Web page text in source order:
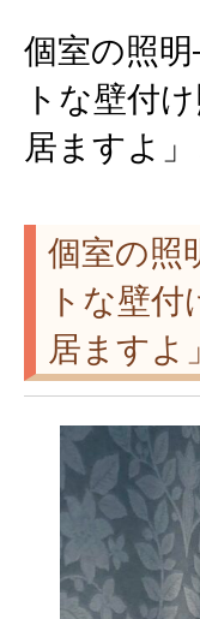
個室の照
トな壁付
居ますよ
個室の照
トな壁
居ます